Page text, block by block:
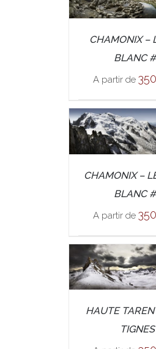
SELECT
CHAMONIX –
BLANC
A partir de
SELECT
CHAMONIX –
BLANC
A partir de
SELECT
HAUTE
TIGNES